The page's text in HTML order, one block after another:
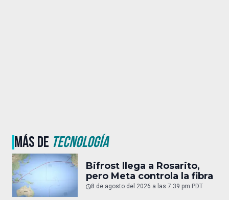
MÁS DE TECNOLOGÍA
Bifrost llega a Rosarito,
pero Meta controla la fibra
8 de agosto del 2026 a las 7:39 pm PDT